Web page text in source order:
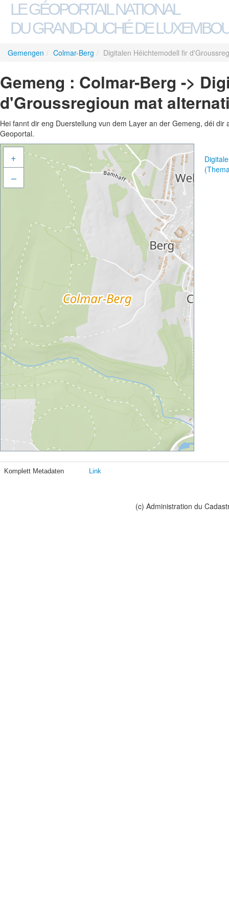
LE GÉOPORTAIL NATIONAL
DU GRAND-DUCHÉ DE
Gemengen / Colmar-Berg / Digitalen Héichtemodell fir
Gemeng : Colmar-Berg ->
d'Groussregioun mat
Hei fannt dir eng Duerstellung vun dem Layer an der Gemeng, déi
Geoportal.
+
–
Komplett Metadaten Link
(c) Administration du